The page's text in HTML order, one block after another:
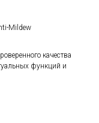
Mildew
качества
функций и